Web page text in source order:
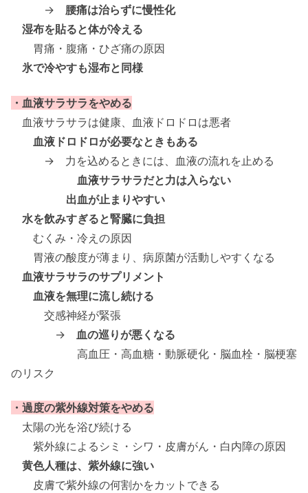
→ 腰痛は治らずに慢性化
湿布を貼ると体が冷える
胃痛・腹痛・ひざ痛の原因
氷で冷やすも湿布と同様
・血液サラサラをやめる
血液サラサラは健康、血液ドロドロは悪者
血液ドロドロが必要なときもある
→ 力を込めるときには、血液の流れを止める
血液サラサラだと力は入らない
出血が止まりやすい
水を飲みすぎると腎臓に負担
むくみ・冷えの原因
胃液の酸度が薄まり、病原菌が活動しやすくなる
血液サラサラのサプリメント
血液を無理に流し続ける
交感神経が緊張
→ 血の巡りが悪くなる
高血圧・高血糖・動脈硬化・脳血栓・脳梗塞
のリスク
・過度の紫外線対策をやめる
太陽の光を浴び続ける
紫外線によるシミ・シワ・皮膚がん・白内障の原因
黄色人種は、紫外線に強い
皮膚で紫外線の何割かをカットできる